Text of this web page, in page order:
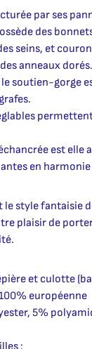
par ses
des
seins, et
anneaux
soutien-gorge
est elle
en harmonie
le style fantaisie
plaisir de
et culotte
européenne
5%
: